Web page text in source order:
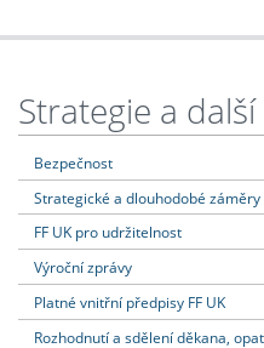
Strategie a
Bezpečnost
Strategické a dlouhodobé záměry
FF UK pro udržitelnost
Výroční zprávy
Platné vnitřní předpisy FF UK
Rozhodnutí a sdělení děkana,